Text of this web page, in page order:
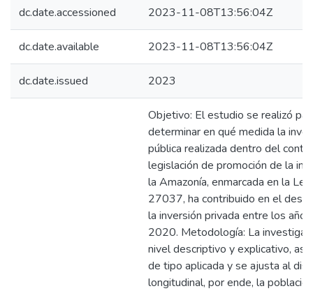
dc.date.accessioned 2023-11-08T13:56:04Z
dc.date.available 2023-11-08T13:56:04Z
dc.date.issued 2023
Objetivo: El estudio se realizó
determinar en qué medida la
pública realizada dentro del
legislación de promoción de la
la Amazonía, enmarcada en la
27037, ha contribuido en el
la inversión privada entre los
2020. Metodología: La
nivel descriptivo y explicativo,
de tipo aplicada y se ajusta al
longitudinal, por ende, la